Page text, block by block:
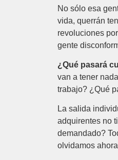
No sólo esa
vida, querrán
revoluciones
gente
¿Qué pasará
van a tener
trabajo? ¿Qué
La salida
adquirentes no
demandado?
olvidamos